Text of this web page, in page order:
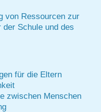
von Ressourcen zur
Schule und des
für die Eltern
zwischen Menschen